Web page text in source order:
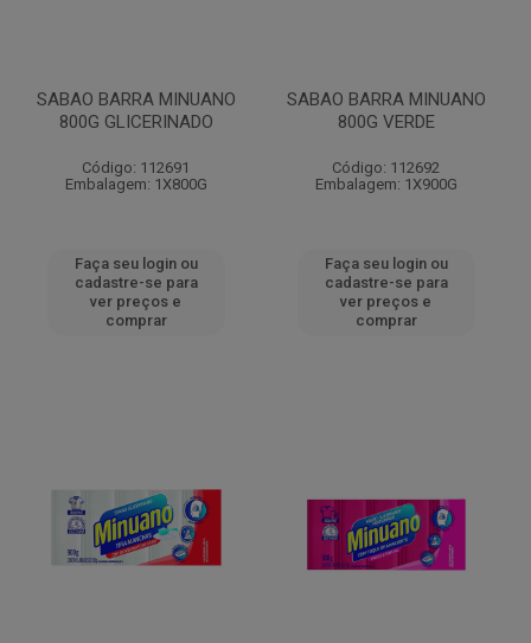
SABAO BARRA MINUANO
800G GLICERINADO
Código: 112691
Embalagem: 1X800G
Faça seu login ou
cadastre-se para
ver preços e
comprar
SABAO BARRA MINUANO
800G VERDE
Código: 112692
Embalagem: 1X900G
Faça seu login ou
cadastre-se para
ver preços e
comprar